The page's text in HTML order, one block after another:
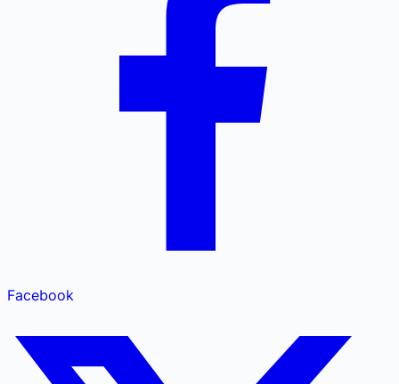
Facebook